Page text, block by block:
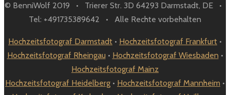
© BenniWolf 2019 • Trierer Str. 3D 64293 Darmstadt, DE •
Tel: +491735389642 • Alle Rechte vorbehalten
Hochzeitsfotograf Darmstadt • Hochzeitsfotograf Frankfurt •
Hochzeitsfotograf Rheingau • Hochzeitsfotograf Wiesbaden •
Hochzeitsfotograf Mainz
Hochzeitsfotograf Heidelberg • Hochzeitsfotograf Mannheim •